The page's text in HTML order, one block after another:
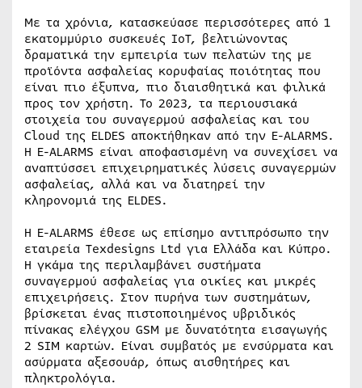
Με τα χρόνια, κατασκεύασε περισσότερες από 1
εκατομμύριο συσκευές IoT, βελτιώνοντας
δραματικά την εμπειρία των πελατών της με
προϊόντα ασφαλείας κορυφαίας ποιότητας που
είναι πιο έξυπνα, πιο διαισθητικά και φιλικά
προς τον χρήστη. Το 2023, τα περιουσιακά
στοιχεία του συναγερμού ασφαλείας και του
Cloud της ELDES αποκτήθηκαν από την E-ALARMS.
Η E-ALARMS είναι αποφασισμένη να συνεχίσει να
αναπτύσσει επιχειρηματικές λύσεις συναγερμών
ασφαλείας, αλλά και να διατηρεί την
κληρονομιά της ELDES.
Η E-ALARMS έθεσε ως επίσημο αντιπρόσωπο την
εταιρεία Texdesigns Ltd για Ελλάδα και Κύπρο.
Η γκάμα της περιλαμβάνει συστήματα
συναγερμού ασφαλείας για οικίες και μικρές
επιχειρήσεις. Στον πυρήνα των συστημάτων,
βρίσκεται ένας πιστοποιημένος υβριδικός
πίνακας ελέγχου GSM με δυνατότητα εισαγωγής
2 SIM καρτών. Είναι συμβατός με ενσύρματα και
ασύρματα αξεσουάρ, όπως αισθητήρες και
πληκτρολόγια.